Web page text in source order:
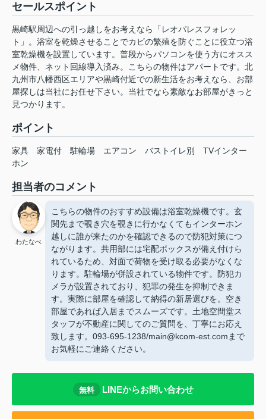
セールスポイント
黒崎駅周辺への引っ越しをお考えなら「レオパレスフォレッ
ト」。浴室を乾燥させることでカビの繁殖を防ぐことに役立つ浴
室乾燥機を設置しています。普段からパソコンを使う方にオスス
メ物件、ネット回線導入済み。こちらの物件はアパートです。北
九州市八幡西区エリアや黒崎付近での新生活をお考えなら、お部
屋探しは当社にお任せ下さい。当社でなら素敵なお部屋がきっと
見つかります。
ポイント
家具 家電付 駐輪場 エアコン バストイレ別
TVインター
ホン
担当者のコメント
わたなべ
こちらの物件のおすすめ設備は浴室乾燥機です。玄
関先まで覗き穴を覗きに行かなくてもインターホン
越しに誰が来たのかを確認できるので防犯対策につ
ながります。共用部には宅配ボックスが備え付けら
れているため、対面で荷物を受け取る必要がなくな
ります。駐輪場が併設されている物件です。防犯カ
メラが設置されており、犯罪の発生を抑制できま
す。実際に部屋を確認して納得の新居選びを。空き
部屋であれば入居までスムーズです。土地空間堂ス
タッフが不動産に関してのご質問を、丁寧にお応え
致します。093-695-1238/main@kcom-est.comまで
お気軽にご連絡ください。
無料 LINEからお問い合わせ